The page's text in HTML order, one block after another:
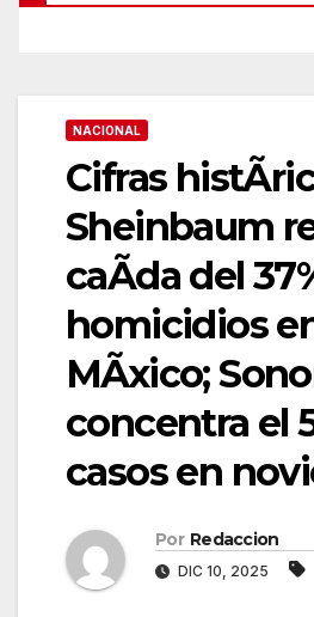
NACIONAL
Cifras
Sheinbaum
caÃda del
homicidios
MÃxico;
concentra el
casos en
Por Redaccion
DIC 10, 2025